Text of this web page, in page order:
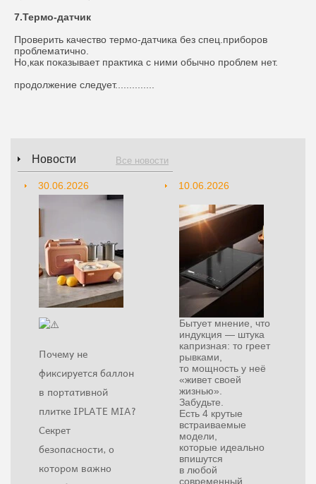
Новости Все новости
30.06.2026
Почему не
фиксируется баллон
в портативной
плитке IPLATE MIA?
Секрет
безопасности, о
котором важно
10.06.2026
Бытует мнение, что
индукция — штука
капризная: то греет
рывками,
то мощность у неё
«живет своей
жизнью».
Забудьте.
Есть 4 крутые
встраиваемые
модели,
которые идеально
впишутся
в любой
современный
7.Термо-датчик
Проверить качество термо-датчика без спец.приборов
проблематично.
Но,как показывает практика с ними обычно проблем нет.
продолжение следует..............